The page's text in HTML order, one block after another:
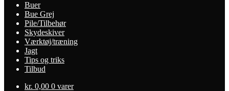
Buer
Bue Grej
Pile/Tilbehør
Skydeskiver
Værktøj/træning
Jagt
Tips og triks
Tilbud
kr. 0,00 0 varer